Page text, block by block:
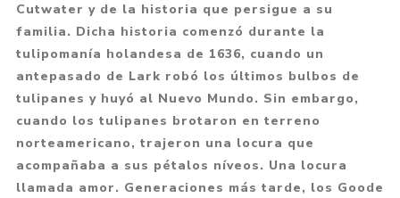
Cutwater y de la historia que persigue a su
familia. Dicha historia comenzó durante la
tulipomanía holandesa de 1636, cuando un
antepasado de Lark robó los últimos bulbos de
tulipanes y huyó al Nuevo Mundo. Sin embargo,
cuando los tulipanes brotaron en terreno
norteamericano, trajeron una locura que
acompañaba a sus pétalos níveos. Una locura
llamada amor. Generaciones más tarde, los Goode